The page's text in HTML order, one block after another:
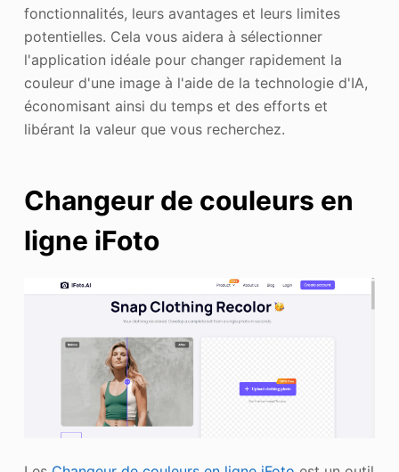
fonctionnalités, leurs avantages et leurs limites
potentielles. Cela vous aidera à sélectionner
l'application idéale pour changer rapidement la
couleur d'une image à l'aide de la technologie d'IA,
économisant ainsi du temps et des efforts et
libérant la valeur que vous recherchez.
Changeur de couleurs en
ligne iFoto